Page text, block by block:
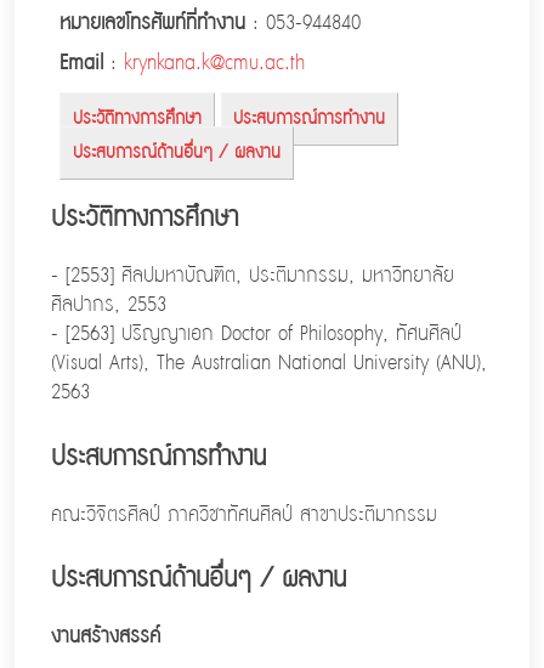
หมายเลขโทรศัพท์ที่ทำงาน : 053-944840
Email : krynkana.k@cmu.ac.th
ประวัติทางการศึกษา
ประสบการณ์การทำงาน
ประสบการณ์ด้านอื่นๆ / ผลงาน
ประวัติทางการศึกษา
- [2553] ศิลปมหาบัณฑิต, ประติมากรรม, มหาวิทยาลัย
ศิลปากร, 2553
- [2563] ปริญญาเอก Doctor of Philosophy, ทัศนศิลป์
(Visual Arts), The Australian National University (ANU),
2563
ประสบการณ์การทำงาน
คณะวิจิตรศิลป์ ภาควิชาทัศนศิลป์ สาขาประติมากรรม
ประสบการณ์ด้านอื่นๆ / ผลงาน
งานสร้างสรรค์